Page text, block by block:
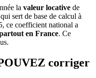
la valeur locative de
sert de base de calcul à
ce coefficient national a
en France. Ce
corriger